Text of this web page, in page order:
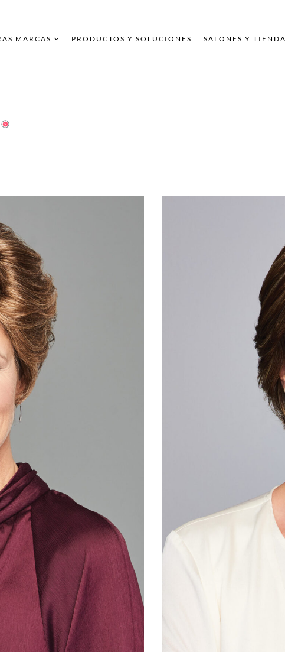
MARCAS PRODUCTOS Y SOLUCIONES SALONES Y